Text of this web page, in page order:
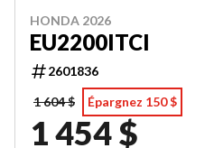
HONDA 2026
EU2200ITCI
2601836
1 604 $
Épargnez 150 $
1 454 $